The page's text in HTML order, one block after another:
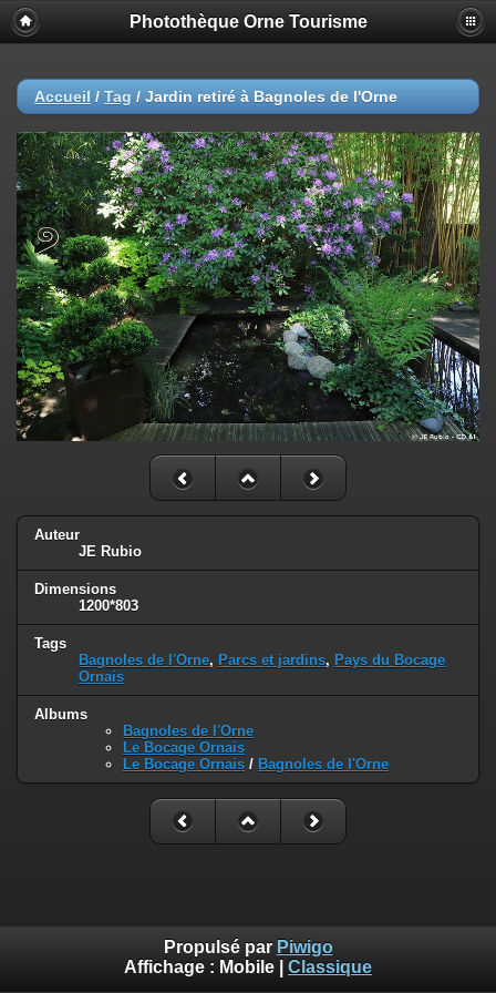
Photothèque Orne Tourisme
Accueil / Tag / Jardin retiré à Bagnoles de l'Orne
Auteur
JE Rubio
Dimensions
1200*803
Tags
Bagnoles de l'Orne, Parcs et jardins, Pays du Bocage
Ornais
Albums
Bagnoles de l'Orne
Le Bocage Ornais
Le Bocage Ornais / Bagnoles de l'Orne
Propulsé par Piwigo
Affichage : Mobile Classique